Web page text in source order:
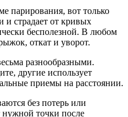
парирования, вот только
и страдает от кривых
бесполезной. В любом
откат и уворот.
разнообразными.
другие использует
приемы на расстоянии.
без потерь или
нужной точки после